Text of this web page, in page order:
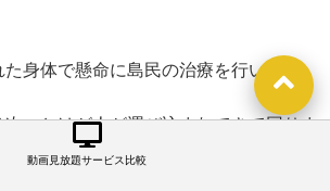
身体で懸命に島民の治療を行います。
々とけが人が運び込まれてきて回りま
動画見放題サービス比較